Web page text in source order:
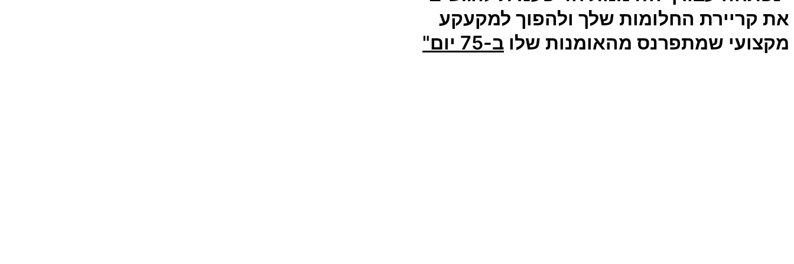
את קריירת החלומות שלך ולהפוך למקעקע
מקצועי שמתפרנס מהאומנות שלו ב-75 יום"